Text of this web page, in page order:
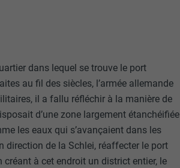
dans lequel se trouve le port
au fil des siècles, l’armée allemande
il a fallu réfléchir à la manière de
d’une zone largement étanchéifiée
les eaux qui s’avançaient dans les
direction de la Schlei, réaffecter le port
créant à cet endroit un district entier, le
en ce qui concerne les
pour générer des données
utilise le site Internet.
compris) » sont utilisés par les
Ils observent pour cela les
l'accès aux contenus des
manuel.
cookies